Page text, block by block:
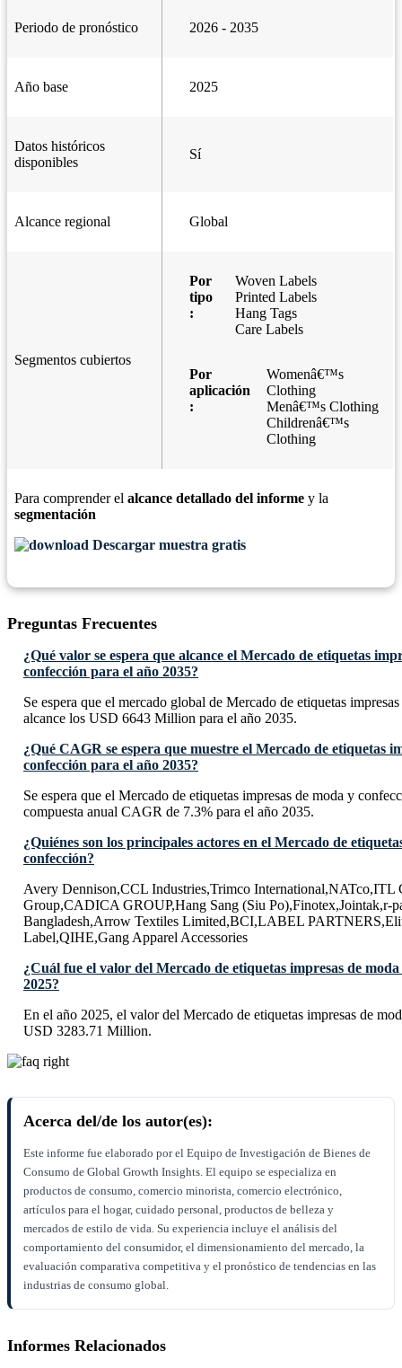
Periodo de pronóstico 2026 - 2035
Año base 2025
Datos históricos
disponibles
Sí
Alcance regional Global
Segmentos cubiertos
Por
tipo
:
Woven Labels
Printed Labels
Hang Tags
Care Labels
Por
aplicación
:
Womenâ€™s
Clothing
Menâ€™s Clothing
Childrenâ€™s
Clothing
Para comprender el alcance detallado del informe y la
segmentación
Descargar muestra gratis
Preguntas Frecuentes
¿Qué valor se espera que alcance el Mercado de etiquetas
confección para el año 2035?
Se espera que el mercado global de Mercado de etiquetas
alcance los USD 6643 Million para el año 2035.
¿Qué CAGR se espera que muestre el Mercado de etiquetas
confección para el año 2035?
Se espera que el Mercado de etiquetas impresas de moda y
compuesta anual CAGR de 7.3% para el año 2035.
¿Quiénes son los principales actores en el Mercado de
confección?
Avery Dennison,CCL Industries,Trimco International,NATco,ITL
Group,CADICA GROUP,Hang Sang (Siu Po),Finotex,Jointak,r-
Bangladesh,Arrow Textiles Limited,BCI,LABEL
Label,QIHE,Gang Apparel Accessories
¿Cuál fue el valor del Mercado de etiquetas impresas de
2025?
En el año 2025, el valor del Mercado de etiquetas impresas de
USD 3283.71 Million.
Acerca del/de los autor(es):
Este informe fue elaborado por el Equipo de Investigación de Bienes de
Consumo de Global Growth Insights. El equipo se especializa en
productos de consumo, comercio minorista, comercio electrónico,
artículos para el hogar, cuidado personal, productos de belleza y
mercados de estilo de vida. Su experiencia incluye el análisis del
comportamiento del consumidor, el dimensionamiento del mercado, la
evaluación comparativa competitiva y el pronóstico de tendencias en las
industrias de consumo global.
Informes Relacionados